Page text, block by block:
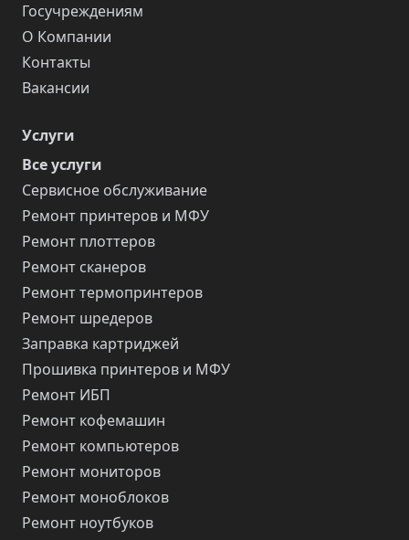
Госучреждениям
О Компании
Контакты
Вакансии
Услуги
Все услуги
Сервисное обслуживание
Ремонт принтеров и МФУ
Ремонт плоттеров
Ремонт сканеров
Ремонт термопринтеров
Ремонт шредеров
Заправка картриджей
Прошивка принтеров и МФУ
Ремонт ИБП
Ремонт кофемашин
Ремонт компьютеров
Ремонт мониторов
Ремонт моноблоков
Ремонт ноутбуков